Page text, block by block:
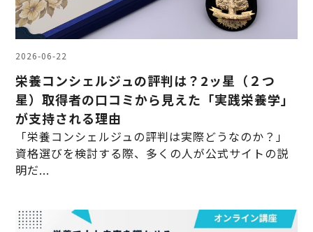
2026-06-22
栄養コンシェルジュの評判は？2ッ星（２つ
星）取得者の口コミから見えた「実践栄養学」
が支持される理由
「栄養コンシェルジュの評判は実際どうなのか？」
資格選びを検討する際、多くの人が公式サイトの説
明だ...